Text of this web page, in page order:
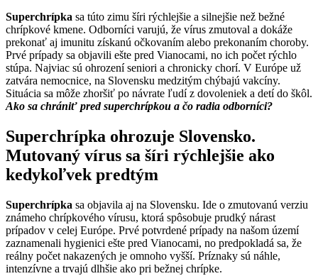
Superchrípka sa túto zimu šíri rýchlejšie a silnejšie než bežné
chrípkové kmene. Odborníci varujú, že vírus zmutoval a dokáže
prekonať aj imunitu získanú očkovaním alebo prekonaním choroby.
Prvé prípady sa objavili ešte pred Vianocami, no ich počet rýchlo
stúpa. Najviac sú ohrození seniori a chronicky chorí. V Európe už
zatvára nemocnice, na Slovensku medzitým chýbajú vakcíny.
Situácia sa môže zhoršiť po návrate ľudí z dovoleniek a detí do škôl.
Ako sa chrániť pred superchrípkou a čo radia odborníci?
Superchrípka ohrozuje Slovensko.
Mutovaný vírus sa šíri rýchlejšie ako
kedykoľvek predtým
Superchrípka sa objavila aj na Slovensku. Ide o zmutovanú verziu
známeho chrípkového vírusu, ktorá spôsobuje prudký nárast
prípadov v celej Európe. Prvé potvrdené prípady na našom území
zaznamenali hygienici ešte pred Vianocami, no predpokladá sa, že
reálny počet nakazených je omnoho vyšší. Príznaky sú náhle,
intenzívne a trvajú dlhšie ako pri bežnej chrípke.